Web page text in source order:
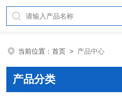
当前位置：首页 > 产品中心
产品分类